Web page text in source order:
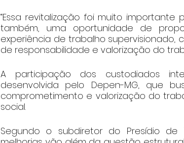
“Essa revitalização foi muito
também, uma oportunidade de
experiência de trabalho supervisionado,
de responsabilidade e valorização do
A participação dos custodiados
desenvolvida pelo Depen-MG, que
comprometimento e valorização do
social.
Segundo o subdiretor do Presídio de